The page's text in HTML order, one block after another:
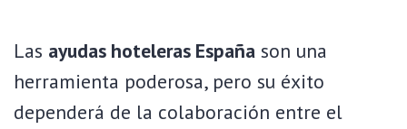
Las ayudas hoteleras España son una
herramienta poderosa, pero su éxito
dependerá de la colaboración entre el